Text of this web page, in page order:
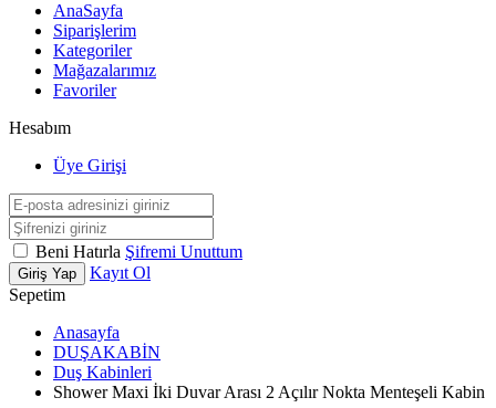
AnaSayfa
Siparişlerim
Kategoriler
Mağazalarımız
Favoriler
Hesabım
Üye Girişi
Beni Hatırla Şifremi Unuttum
Giriş Yap
Kayıt Ol
Sepetim
Anasayfa
DUŞAKABİN
Duş Kabinleri
Shower Maxi İki Duvar Arası 2 Açılır Nokta Menteşeli Kabin